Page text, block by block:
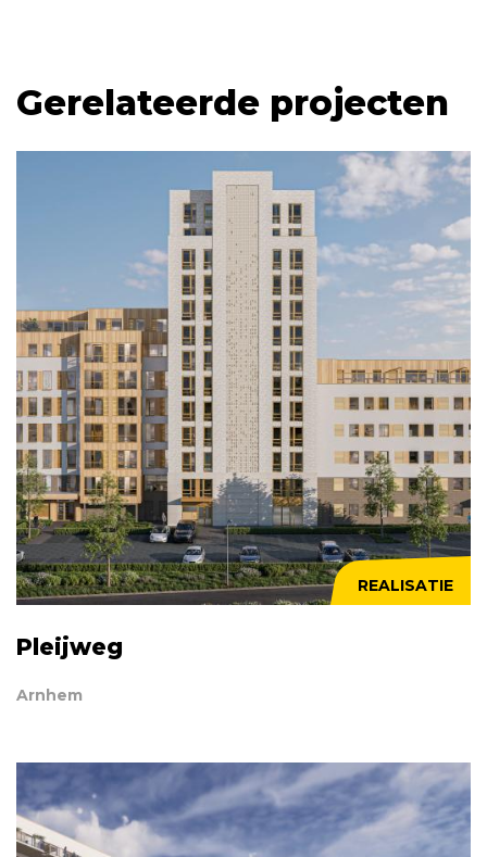
Gerelateerde projecten
REALISATIE
Pleijweg
Arnhem